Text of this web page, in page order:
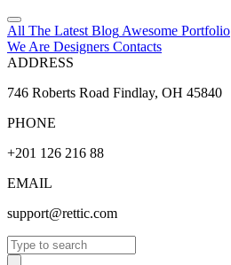
All The Latest Blog Awesome Portfolio
We Are Designers Contacts
ADDRESS
746 Roberts Road Findlay, OH 45840
PHONE
+201 126 216 88
EMAIL
support@rettic.com
Search